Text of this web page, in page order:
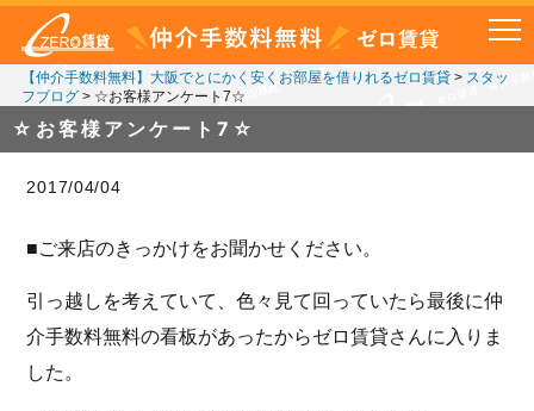
【仲介手数料無料】大阪でとにかく安くお部屋を借りれるゼロ賃貸> スタッ
フブログ> ☆お客様アンケート7☆
☆お客様アンケート7☆
2017/04/04
■ご来店のきっかけをお聞かせください。
引っ越しを考えていて、色々見て回っていたら最後に仲
介手数料無料の看板があったからゼロ賃貸さんに入りま
した。